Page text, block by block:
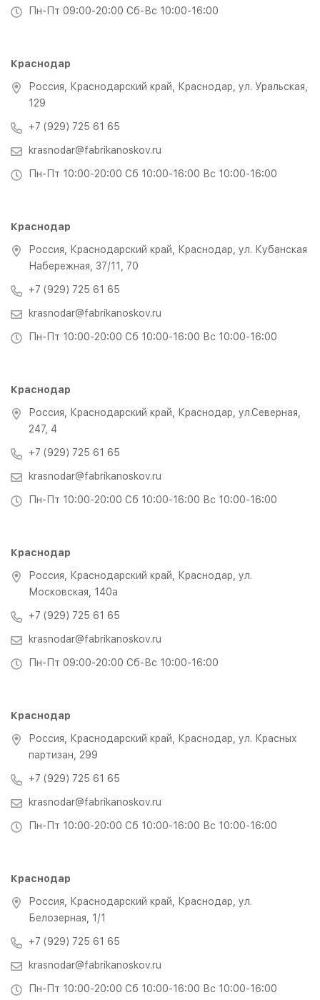
Пн-Пт 09:00-20:00 Сб-Вс 10:00-16:00
Краснодар
Россия, Краснодарский край, Краснодар, ул. Уральская,
129
+7 (929) 725 61 65
krasnodar@fabrikanoskov.ru
Пн-Пт 10:00-20:00 Сб 10:00-16:00 Вс 10:00-16:00
Краснодар
Россия, Краснодарский край, Краснодар, ул. Кубанская
Набережная, 37/11, 70
+7 (929) 725 61 65
krasnodar@fabrikanoskov.ru
Пн-Пт 10:00-20:00 Сб 10:00-16:00 Вс 10:00-16:00
Краснодар
Россия, Краснодарский край, Краснодар, ул.Северная,
247, 4
+7 (929) 725 61 65
krasnodar@fabrikanoskov.ru
Пн-Пт 10:00-20:00 Сб 10:00-16:00 Вс 10:00-16:00
Краснодар
Россия, Краснодарский край, Краснодар, ул.
Московская, 140а
+7 (929) 725 61 65
krasnodar@fabrikanoskov.ru
Пн-Пт 09:00-20:00 Сб-Вс 10:00-16:00
Краснодар
Россия, Краснодарский край, Краснодар, ул. Красных
партизан, 299
+7 (929) 725 61 65
krasnodar@fabrikanoskov.ru
Пн-Пт 10:00-20:00 Сб 10:00-16:00 Вс 10:00-16:00
Краснодар
Россия, Краснодарский край, Краснодар, ул.
Белозерная, 1/1
+7 (929) 725 61 65
krasnodar@fabrikanoskov.ru
Пн-Пт 10:00-20:00 Сб 10:00-16:00 Вс 10:00-16:00